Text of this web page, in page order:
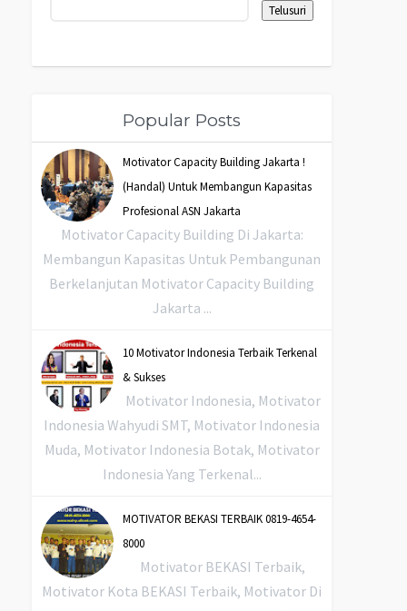
Popular Posts
Motivator Capacity Building Jakarta !
(Handal) Untuk Membangun Kapasitas
Profesional ASN Jakarta
Motivator Capacity Building Di Jakarta:
Membangun Kapasitas Untuk Pembangunan
Berkelanjutan Motivator Capacity Building
Jakarta ...
10 Motivator Indonesia Terbaik Terkenal
& Sukses
Motivator Indonesia, Motivator
Indonesia Wahyudi SMT, Motivator Indonesia
Muda, Motivator Indonesia Botak, Motivator
Indonesia Yang Terkenal...
MOTIVATOR BEKASI TERBAIK 0819-4654-
8000
Motivator BEKASI Terbaik,
Motivator Kota BEKASI Terbaik, Motivator Di